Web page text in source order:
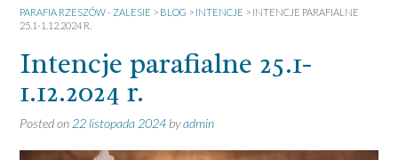
PARAFIA RZESZÓW - ZALESIE > BLOG > INTENCJE > INTENCJE PARAFIALNE
25.1-1.12.2024 R.
Intencje parafialne 25.1-
1.12.2024 r.
Posted on 22 listopada 2024 byadmin